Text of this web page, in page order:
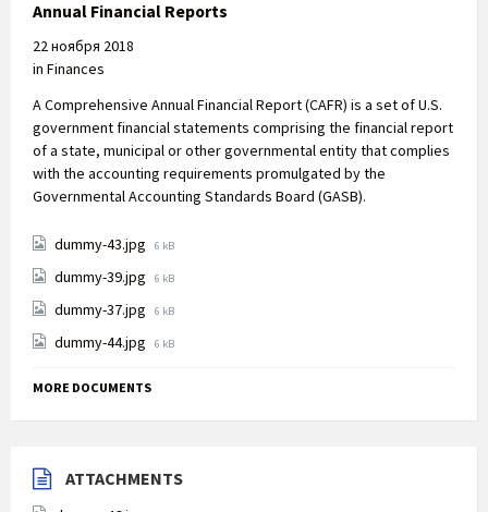
Annual Financial Reports
22 ноября 2018
in Finances
A Comprehensive Annual Financial Report (CAFR) is a set of U.S.
government financial statements comprising the financial report
of a state, municipal or other governmental entity that complies
with the accounting requirements promulgated by the
Governmental Accounting Standards Board (GASB).
dummy-43.jpg File
6 kB
dummy-39.jpg File
6 kB
dummy-37.jpg File
6 kB
dummy-44.jpg File
6 kB
MORE DOCUMENTS
ATTACHMENTS